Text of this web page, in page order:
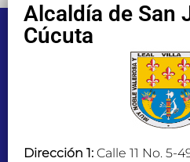
Alcaldía de San
Cúcuta
Dirección 1: Calle 11 No. 5-